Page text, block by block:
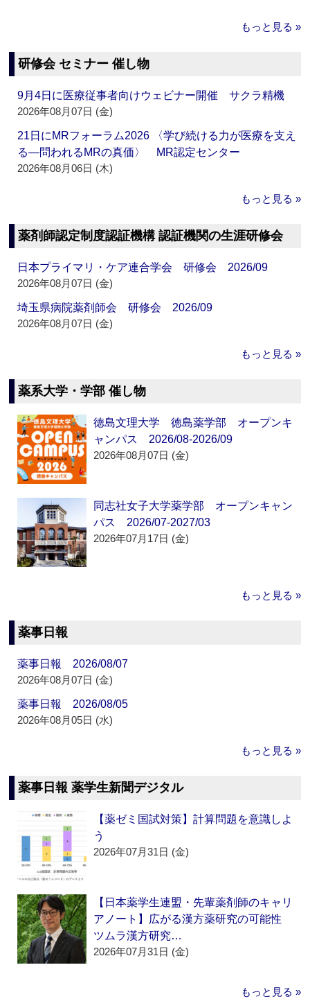
もっと見る »
研修会 セミナー 催し物
9月4日に医療従事者向けウェビナー開催 サクラ精機
2026年08月07日 (金)
21日にMRフォーラム2026 〈学び続ける力が医療を支え
る―問われるMRの真価〉 MR認定センター
2026年08月06日 (木)
もっと見る »
薬剤師認定制度認証機構 認証機関の生涯研修会
日本プライマリ・ケア連合学会 研修会 2026/09
2026年08月07日 (金)
埼玉県病院薬剤師会 研修会 2026/09
2026年08月07日 (金)
もっと見る »
薬系大学・学部 催し物
徳島文理大学 徳島薬学部 オープンキ
ャンパス 2026/08-2026/09
2026年08月07日 (金)
同志社女子大学薬学部 オープンキャン
パス 2026/07-2027/03
2026年07月17日 (金)
もっと見る »
薬事日報
薬事日報 2026/08/07
2026年08月07日 (金)
薬事日報 2026/08/05
2026年08月05日 (水)
もっと見る »
薬事日報 薬学生新聞デジタル
【薬ゼミ国試対策】計算問題を意識しよ
う
2026年07月31日 (金)
【日本薬学生連盟・先輩薬剤師のキャリ
アノート】広がる漢方薬研究の可能性
ツムラ漢方研究…
2026年07月31日 (金)
もっと見る »